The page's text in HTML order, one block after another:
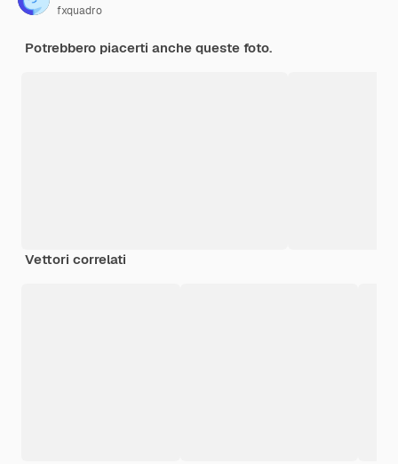
fxquadro
Potrebbero piacerti anche queste foto.
Vettori correlati